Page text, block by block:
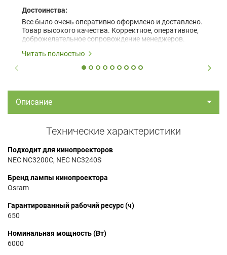
Достоинства:
Все было очень оперативно оформлено и доставлено.
Товар высокого качества. Корректное, оперативное,
доброжелательное сопровождение менеджеров.
Читать полностью
Описание
Технические характеристики
Подходит для кинопроекторов
NEC NC3200C, NEC NC3240S
Бренд лампы кинопроектора
Osram
Гарантированный рабочий ресурс (ч)
650
Номинальная мощность (Вт)
6000